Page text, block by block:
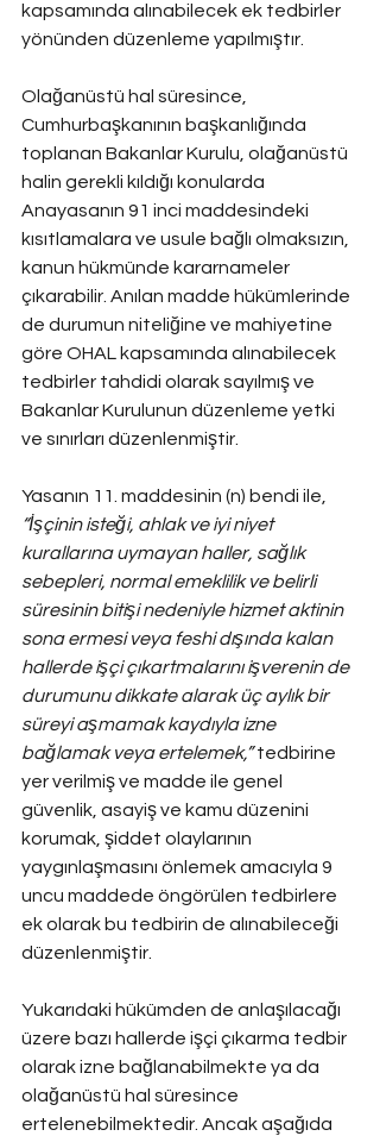
kapsamında alınabilecek ek tedbirler
yönünden düzenleme yapılmıştır.
Olağanüstü hal süresince,
Cumhurbaşkanının başkanlığında
toplanan Bakanlar Kurulu, olağanüstü
halin gerekli kıldığı konularda
Anayasanın 91 inci maddesindeki
kısıtlamalara ve usule bağlı olmaksızın,
kanun hükmünde kararnameler
çıkarabilir. Anılan madde hükümlerinde
de durumun niteliğine ve mahiyetine
göre OHAL kapsamında alınabilecek
tedbirler tahdidi olarak sayılmış ve
Bakanlar Kurulunun düzenleme yetki
ve sınırları düzenlenmiştir.
Yasanın 11. maddesinin (n) bendi ile,
“İşçinin isteği, ahlak ve iyi niyet
kurallarına uymayan haller, sağlık
sebepleri, normal emeklilik ve belirli
süresinin bitişi nedeniyle hizmet aktinin
sona ermesi veya feshi dışında kalan
hallerde işçi çıkartmalarını işverenin de
durumunu dikkate alarak üç aylık bir
süreyi aşmamak kaydıyla izne
bağlamak veya ertelemek,” tedbirine
yer verilmiş ve madde ile genel
güvenlik, asayiş ve kamu düzenini
korumak, şiddet olaylarının
yaygınlaşmasını önlemek amacıyla 9
uncu maddede öngörülen tedbirlere
ek olarak bu tedbirin de alınabileceği
düzenlenmiştir.
Yukarıdaki hükümden de anlaşılacağı
üzere bazı hallerde işçi çıkarma tedbir
olarak izne bağlanabilmekte ya da
olağanüstü hal süresince
ertelenebilmektedir. Ancak aşağıda